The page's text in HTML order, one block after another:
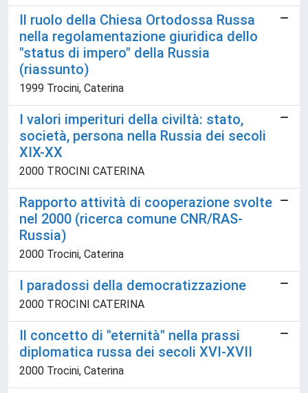
Il ruolo della Chiesa Ortodossa Russa
nella regolamentazione giuridica dello
"status di impero" della Russia
(riassunto)
1999 Trocini, Caterina
I valori imperituri della civiltà: stato,
società, persona nella Russia dei secoli
XIX-XX
2000 TROCINI CATERINA
Rapporto attività di cooperazione svolte
nel 2000 (ricerca comune CNR/RAS-
Russia)
2000 Trocini, Caterina
I paradossi della democratizzazione
2000 TROCINI CATERINA
Il concetto di "eternità" nella prassi
diplomatica russa dei secoli XVI-XVII
2000 Trocini, Caterina